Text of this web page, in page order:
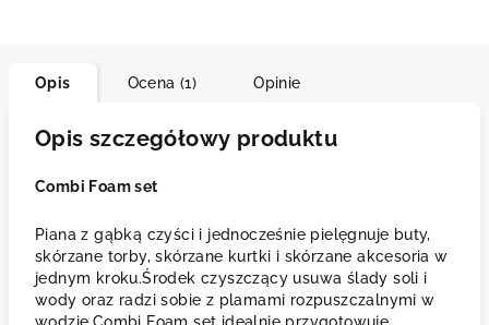
Opis Ocena (1) Opinie
Opis szczegółowy produktu
Combi Foam set
Piana z gąbką czyści i jednocześnie pielęgnuje buty,
skórzane torby, skórzane kurtki i skórzane akcesoria w
jednym kroku.Środek czyszczący usuwa ślady soli i
wody oraz radzi sobie z plamami rozpuszczalnymi w